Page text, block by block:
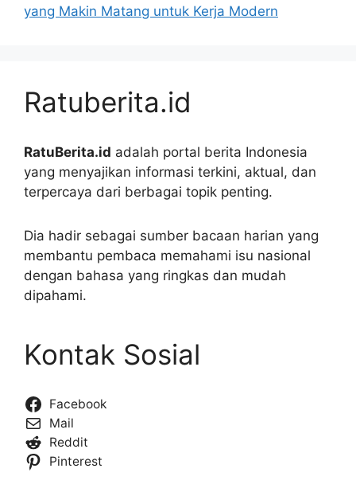
yang Makin Matang untuk Kerja Modern
Ratuberita.id
RatuBerita.id adalah portal berita Indonesia
yang menyajikan informasi terkini, aktual, dan
terpercaya dari berbagai topik penting.
Dia hadir sebagai sumber bacaan harian yang
membantu pembaca memahami isu nasional
dengan bahasa yang ringkas dan mudah
dipahami.
Kontak Sosial
Facebook
Mail
Reddit
Pinterest